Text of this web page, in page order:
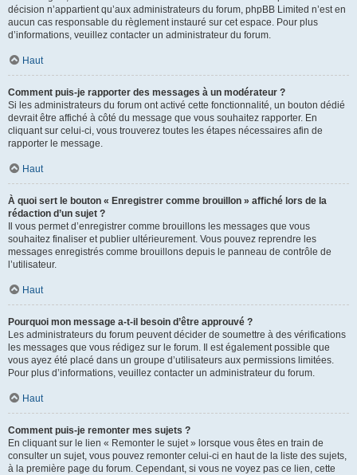
décision n’appartient qu’aux administrateurs du forum, phpBB Limited n’est en
aucun cas responsable du règlement instauré sur cet espace. Pour plus
d’informations, veuillez contacter un administrateur du forum.
Haut
Comment puis-je rapporter des messages à un modérateur ?
Si les administrateurs du forum ont activé cette fonctionnalité, un bouton dédié
devrait être affiché à côté du message que vous souhaitez rapporter. En
cliquant sur celui-ci, vous trouverez toutes les étapes nécessaires afin de
rapporter le message.
Haut
À quoi sert le bouton « Enregistrer comme brouillon » affiché lors de la
rédaction d’un sujet ?
Il vous permet d’enregistrer comme brouillons les messages que vous
souhaitez finaliser et publier ultérieurement. Vous pouvez reprendre les
messages enregistrés comme brouillons depuis le panneau de contrôle de
l’utilisateur.
Haut
Pourquoi mon message a-t-il besoin d’être approuvé ?
Les administrateurs du forum peuvent décider de soumettre à des vérifications
les messages que vous rédigez sur le forum. Il est également possible que
vous ayez été placé dans un groupe d’utilisateurs aux permissions limitées.
Pour plus d’informations, veuillez contacter un administrateur du forum.
Haut
Comment puis-je remonter mes sujets ?
En cliquant sur le lien « Remonter le sujet » lorsque vous êtes en train de
consulter un sujet, vous pouvez remonter celui-ci en haut de la liste des sujets,
à la première page du forum. Cependant, si vous ne voyez pas ce lien, cette